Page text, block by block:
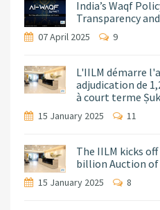
India’s Waqf
Transparency
07 April 2025 9
L'IILM démarre
adjudication de
à court terme
15 January 2025 11
The IILM kicks
billion Auction
15 January 2025 8